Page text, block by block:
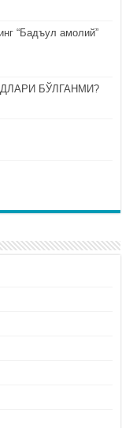
“Бадъул амолий”
БЎЛГАНМИ?